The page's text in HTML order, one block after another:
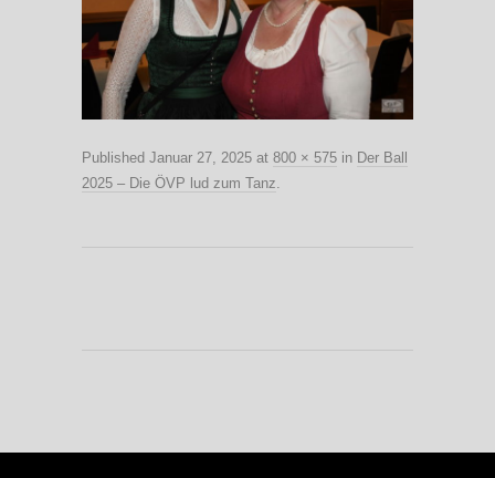
Published Januar 27, 2025 at 800 × 575 in Der Ball
2025 – Die ÖVP lud zum Tanz